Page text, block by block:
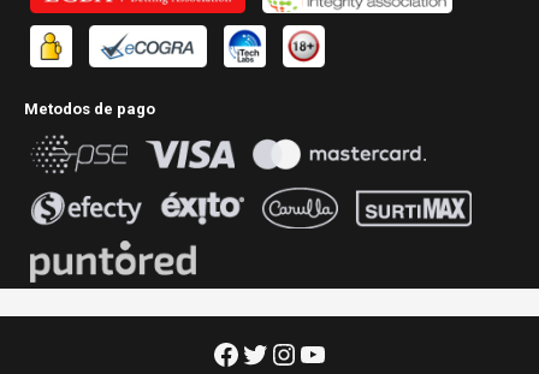
Metodos de pago
Facebook
Twitter
Instagram
YouTube